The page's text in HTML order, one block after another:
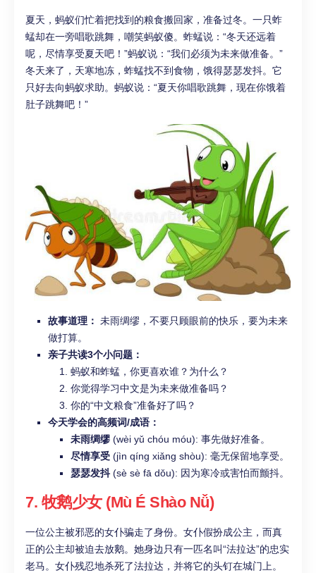
夏天，蚂蚁们忙着把找到的粮食搬回家，准备过冬。一只蚱
蜢却在一旁唱歌跳舞，嘲笑蚂蚁傻。蚱蜢说：“冬天还远着
呢，尽情享受夏天吧！”蚂蚁说：“我们必须为未来做准备。”
冬天来了，天寒地冻，蚱蜢找不到食物，饿得瑟瑟发抖。它
只好去向蚂蚁求助。蚂蚁说：“夏天你唱歌跳舞，现在你饿着
肚子跳舞吧！”
故事道理： 未雨绸缪，不要只顾眼前的快乐，要为未来
做打算。
亲子共读3个小问题：
蚂蚁和蚱蜢，你更喜欢谁？为什么？
你觉得学习中文是为未来做准备吗？
你的“中文粮食”准备好了吗？
今天学会的高频词/成语：
未雨绸缪 (wèi yǔ chóu móu): 事先做好准备。
尽情享受 (jìn qíng xiǎng shòu): 毫无保留地享受。
瑟瑟发抖(sè sè fā dǒu): 因为寒冷或害怕而颤抖。
7. 牧鹅少女 (Mù É Shào Nǚ)
一位公主被邪恶的女仆骗走了身份。女仆假扮成公主，而真
正的公主却被迫去放鹅。她身边只有一匹名叫“法拉达”的忠实
老马。女仆残忍地杀死了法拉达，并将它的头钉在城门上。